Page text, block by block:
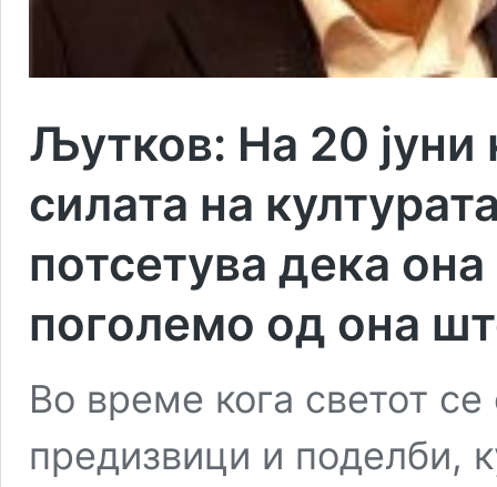
Љутков: На 20
силата на
потсетува дека
поголемо од она
Во време кога светот
предизвици и поделби,